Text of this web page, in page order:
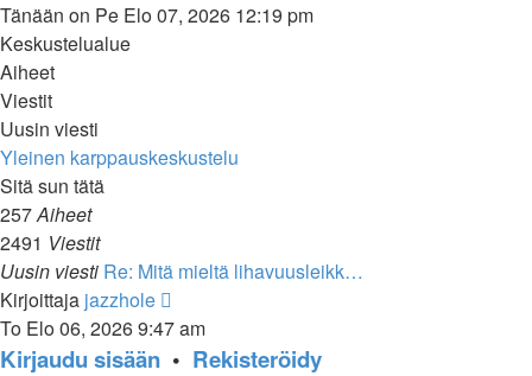
Tänään on Pe Elo 07, 2026 12:19 pm
Keskustelualue
Aiheet
Viestit
Uusin viesti
Yleinen karppauskeskustelu
Sitä sun tätä
257Aiheet
2491 Viestit
Uusin viesti Re: Mitä mieltä lihavuusleikk…
Kirjoittaja jazzhole
uusin
viesti
To Elo 06, 2026 9:47 am
Kirjaudu sisään • Rekisteröidy